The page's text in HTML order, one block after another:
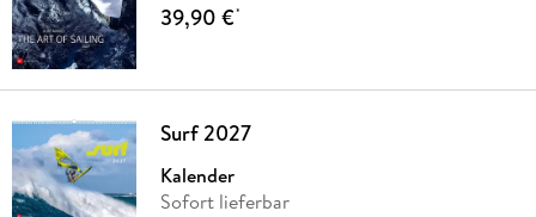
39,90 €*
Surf 2027
Kalender
Sofort lieferbar